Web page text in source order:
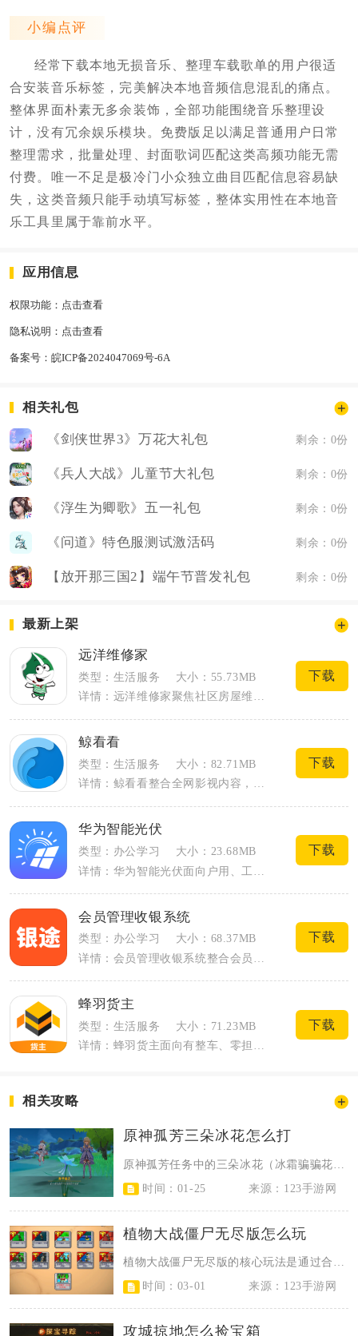
小编点评
经常下载本地无损音乐、整理车载歌单的用户很适
合安装音乐标签，完美解决本地音频信息混乱的痛点。
整体界面朴素无多余装饰，全部功能围绕音乐整理设
计，没有冗余娱乐模块。免费版足以满足普通用户日常
整理需求，批量处理、封面歌词匹配这类高频功能无需
付费。唯一不足是极冷门小众独立曲目匹配信息容易缺
失，这类音频只能手动填写标签，整体实用性在本地音
乐工具里属于靠前水平。
应用信息
权限功能： 点击查看
隐私说明： 点击查看
备案号： 皖ICP备2024047069号-6A
相关礼包
《剑侠世界3》万花大礼包 剩余：0份
《兵人大战》儿童节大礼包 剩余：0份
《浮生为卿歌》五一礼包 剩余：0份
《问道》特色服测试激活码 剩余：0份
【放开那三国2】端午节普发礼包 剩余：0份
最新上架
远洋维修家
类型：生活服务
大小：55.73MB
详情：远洋维修家聚焦社区房屋维保与家装改造，面向小区业主提供一站式居家维修服务。平...
下载
鲸看看
类型：生活服务
大小：82.71MB
详情：鲸看看整合全网影视内容，覆盖影视播放、投屏、离线缓存多项实用功能，日常追剧、...
下载
华为智能光伏
类型：办公学习
大小：23.68MB
下载
会员管理收银系统
类型：办公学习
大小：68.37MB
下载
蜂羽货主
类型：生活服务
大小：71.23MB
下载
相关攻略
原神孤芳三朵冰花怎么打
时间：01-25
来源：123手游网
植物大战僵尸无尽版怎么玩
植物大战僵尸无尽版的核心玩法是通过合理的阳光管理、阵型搭建与僵尸应对，打造可...
时间：03-01
来源：123手游网
攻城掠地怎么捡宝箱